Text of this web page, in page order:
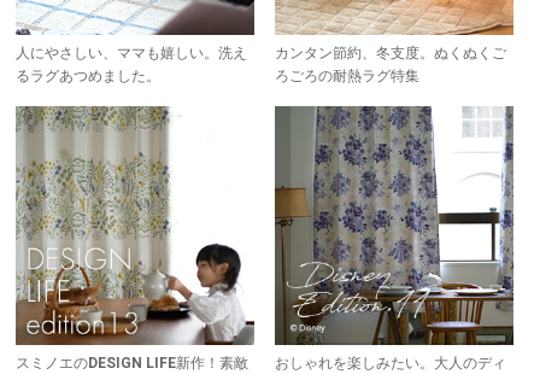
人にやさしい、ママも嬉しい。洗え
るラグあつめました。
カンタン節約、冬支度。ぬくぬくご
ろごろの耐熱ラグ特集
スミノエのDESIGN LIFE新作！素敵
おしゃれを楽しみたい。大人のディ